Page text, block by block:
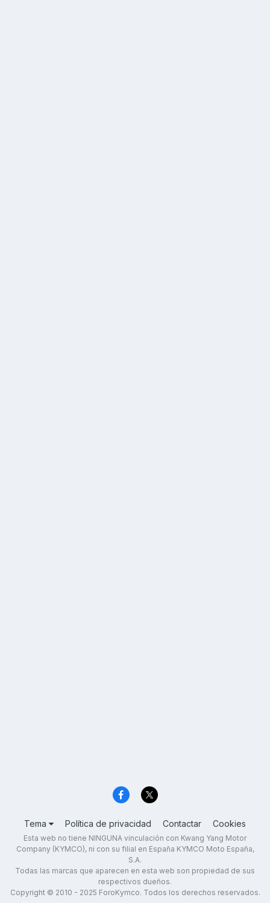
Tema Política de privacidad Contactar Cookies
Esta web no tiene NINGUNA vinculación con Kwang Yang Motor
Company (KYMCO), ni con su filial en España KYMCO Moto España,
S.A.
Todas las marcas que aparecen en esta web son propiedad de sus
respectivos dueños.
Copyright © 2010 - 2025 ForoKymco. Todos los derechos reservados.